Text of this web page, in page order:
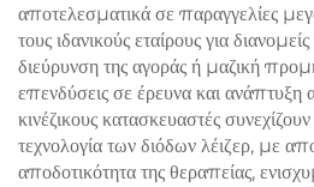
αποτελεσματικά σε παραγγελίες
τους ιδανικούς εταίρους για
διεύρυνση της αγοράς ή μαζική
επενδύσεις σε έρευνα και ανάπτυξη
κινέζικους κατασκευαστές
τεχνολογία των διόδων λέιζερ, με
αποδοτικότητα της θεραπείας,